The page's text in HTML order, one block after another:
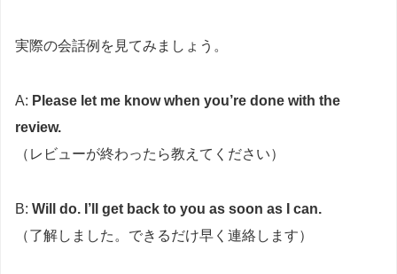
実際の会話例を見てみましょう。
A: Please let me know when you’re done with the
review.
（レビューが終わったら教えてください）
B: Will do. I’ll get back to you as soon as I can.
（了解しました。できるだけ早く連絡します）